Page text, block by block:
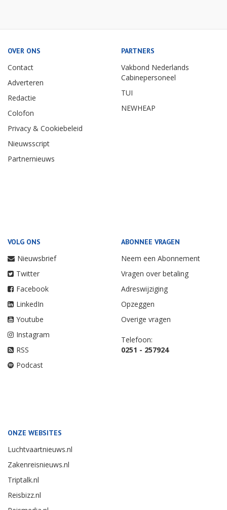
OVER ONS
Contact
Adverteren
Redactie
Colofon
Privacy & Cookiebeleid
Nieuwsscript
Partnernieuws
PARTNERS
Vakbond Nederlands
Cabinepersoneel
TUI
NEWHEAP
VOLG ONS
Nieuwsbrief
Twitter
Facebook
LinkedIn
Youtube
Instagram
RSS
Podcast
ABONNEE VRAGEN
Neem een Abonnement
Vragen over betaling
Adreswijziging
Opzeggen
Overige vragen
Telefoon:
0251 - 257924
ONZE WEBSITES
Luchtvaartnieuws.nl
Zakenreisnieuws.nl
Triptalk.nl
Reisbizz.nl